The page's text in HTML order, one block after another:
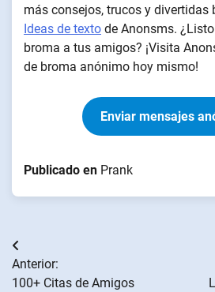
más consejos, trucos y divertidas
Ideas de texto de Anonsms.
broma a tus amigos? ¡Visita
de broma anónimo hoy mismo!
Enviar mensajes
Publicado en Prank
Navegación
de
Anterior:
100+ Citas de Amigos